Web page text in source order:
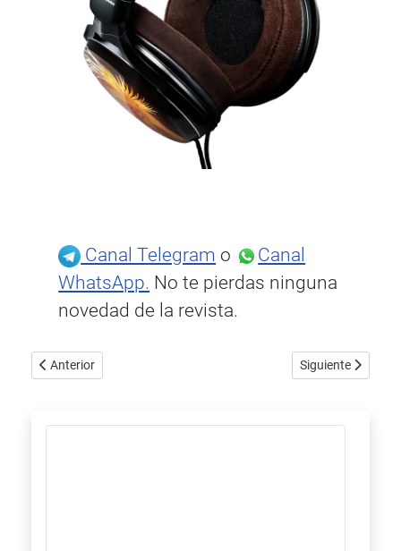
Canal Telegram o
Canal
WhatsApp. No te pierdas ninguna
novedad de la revista.
Artículo anterior: Bowers & Wilkins Px8, nuevos auriculares
Anterior Artículo siguiente:
Siguiente